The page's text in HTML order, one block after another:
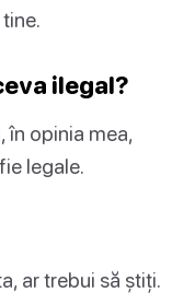
ilegal?
în opinia mea,
legale.
ar trebui să știți.